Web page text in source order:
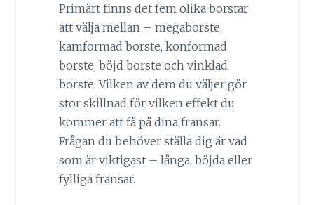
Primärt finns det fem olika borstar
att välja mellan – megaborste,
kamformad borste, konformad
borste, böjd borste och vinklad
borste. Vilken av dem du väljer gör
stor skillnad för vilken effekt du
kommer att få på dina fransar.
Frågan du behöver ställa dig är vad
som är viktigast – långa, böjda eller
fylliga fransar.